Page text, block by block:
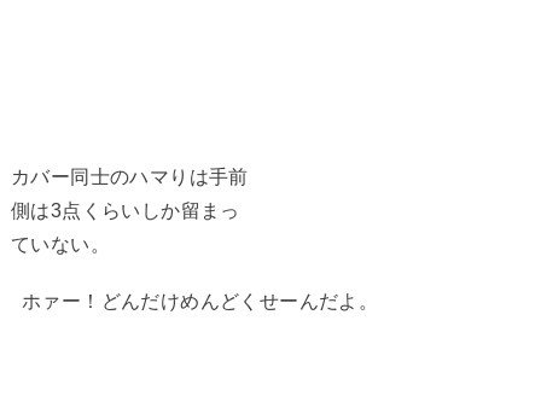
カバー同士のハマりは手前
側は3点くらいしか留まっ
ていない。
ホァー！どんだけめんどくせーんだよ。